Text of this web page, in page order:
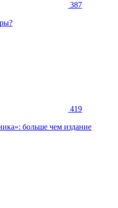
387
419
больше чем издание